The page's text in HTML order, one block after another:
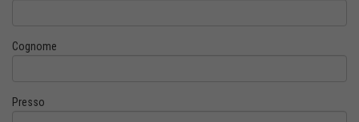
Cognome
Presso